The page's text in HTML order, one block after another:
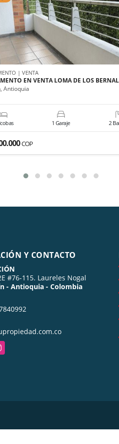
| VENTA
EN VENTA LOMA DE LOS BERNAL
Antioquia
1 Garaje 2
COP
Y CONTACTO
#76-115. Laureles Nogal
- Antioquia - Colombia